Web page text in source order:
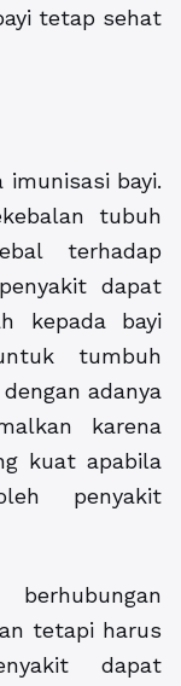
tetap sehat
bayi.
tubuh
terhadap
dapat
kepada bayi
tumbuh
adanya
karena
kuat apabila
penyakit
tetapi harus
dapat